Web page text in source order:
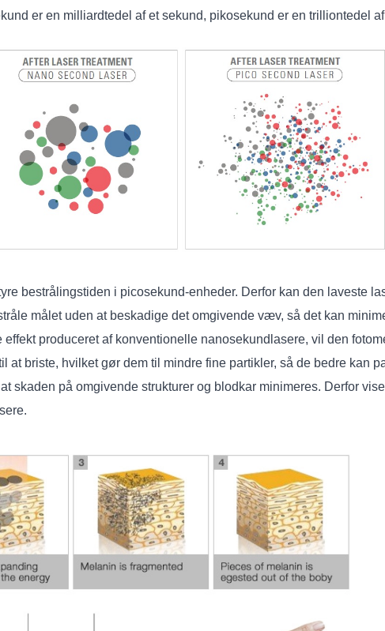
er en milliardtedel af et sekund, pikosekund er en trilliontedel
bestrålingstiden i picosekund-enheder. Derfor kan den laveste
målet uden at beskadige det omgivende væv, så det kan
produceret af konventionelle nanosekundlasere, vil den
at briste, hvilket gør dem til mindre fine partikler, så de bedre kan
skaden på omgivende strukturer og blodkar minimeres. Derfor